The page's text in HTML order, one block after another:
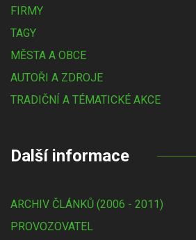
FIRMY
TAGY
MĚSTA A OBCE
AUTOŘI A ZDROJE
TRADIČNÍ A TÉMATICKÉ AKCE
Další informace
ARCHIV ČLÁNKŮ (2006 - 2011)
PROVOZOVATEL